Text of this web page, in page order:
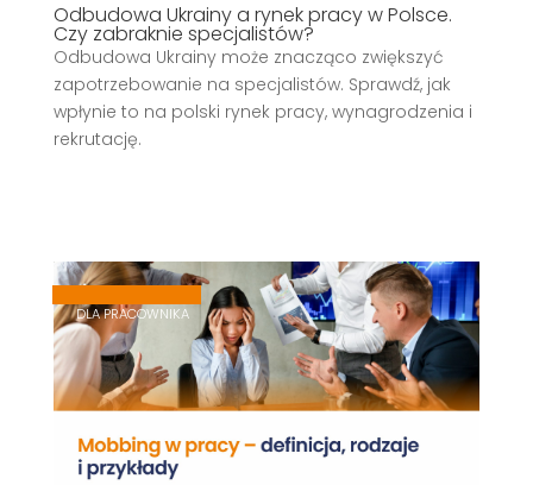
Odbudowa Ukrainy a rynek pracy w Polsce.
Czy zabraknie specjalistów?
Odbudowa Ukrainy może znacząco zwiększyć
zapotrzebowanie na specjalistów. Sprawdź, jak
wpłynie to na polski rynek pracy, wynagrodzenia i
rekrutację.
,,
DLA PRACOWNIKA